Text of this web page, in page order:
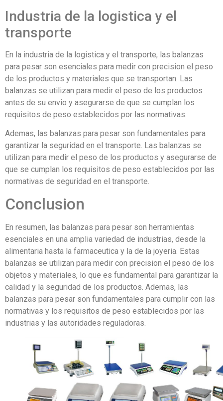
Industria de la logistica y el
transporte
En la industria de la logistica y el transporte, las balanzas
para pesar son esenciales para medir con precision el peso
de los productos y materiales que se transportan. Las
balanzas se utilizan para medir el peso de los productos
antes de su envio y asegurarse de que se cumplan los
requisitos de peso establecidos por las normativas.
Ademas, las balanzas para pesar son fundamentales para
garantizar la seguridad en el transporte. Las balanzas se
utilizan para medir el peso de los productos y asegurarse de
que se cumplan los requisitos de peso establecidos por las
normativas de seguridad en el transporte.
Conclusion
En resumen, las balanzas para pesar son herramientas
esenciales en una amplia variedad de industrias, desde la
alimentaria hasta la farmaceutica y la de la joyeria. Estas
balanzas se utilizan para medir con precision el peso de los
objetos y materiales, lo que es fundamental para garantizar la
calidad y la seguridad de los productos. Ademas, las
balanzas para pesar son fundamentales para cumplir con las
normativas y los requisitos de peso establecidos por las
industrias y las autoridades reguladoras.